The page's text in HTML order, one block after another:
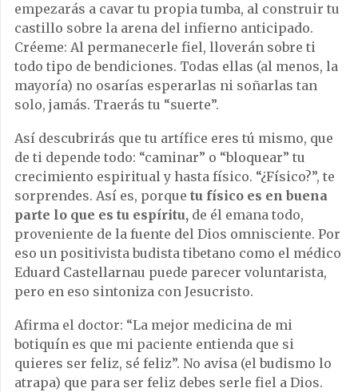
empezarás a cavar tu propia tumba, al construir tu
castillo sobre la arena del infierno anticipado.
Créeme: Al permanecerle fiel, lloverán sobre ti
todo tipo de bendiciones. Todas ellas (al menos, la
mayoría) no osarías esperarlas ni soñarlas tan
solo, jamás. Traerás tu “suerte”.
Así descubrirás que tu artífice eres tú mismo, que
de ti depende todo: “caminar” o “bloquear” tu
crecimiento espiritual y hasta físico. “¿Físico?”, te
sorprendes. Así es, porque tu físico es en buena
parte lo que es tu espíritu, de él emana todo,
proveniente de la fuente del Dios omnisciente. Por
eso un positivista budista tibetano como el médico
Eduard Castellarnau puede parecer voluntarista,
pero en eso sintoniza con Jesucristo.
Afirma el doctor: “La mejor medicina de mi
botiquín es que mi paciente entienda que si
quieres ser feliz, sé feliz”. No avisa (el budismo lo
atrapa) que para ser feliz debes serle fiel a Dios.